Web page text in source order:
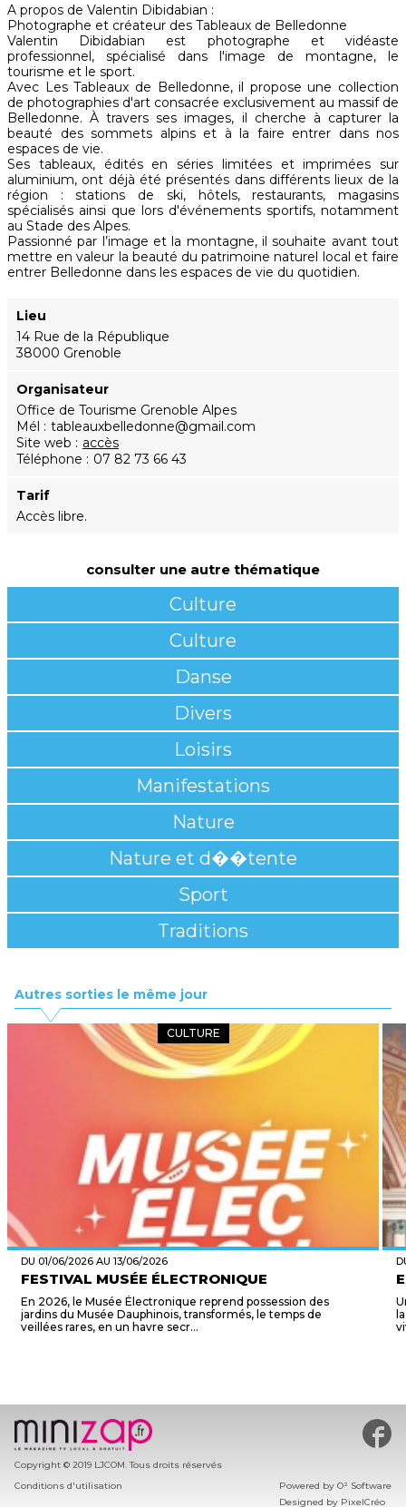
A propos de Valentin Dibidabian :
Photographe et créateur des Tableaux de Belledonne
Valentin Dibidabian est photographe et vidéaste
professionnel, spécialisé dans l'image de montagne, le
tourisme et le sport.
Avec Les Tableaux de Belledonne, il propose une collection
de photographies d'art consacrée exclusivement au massif de
Belledonne. À travers ses images, il cherche à capturer la
beauté des sommets alpins et à la faire entrer dans nos
espaces de vie.
Ses tableaux, édités en séries limitées et imprimées sur
aluminium, ont déjà été présentés dans différents lieux de la
région : stations de ski, hôtels, restaurants, magasins
spécialisés ainsi que lors d'événements sportifs, notamment
au Stade des Alpes.
Passionné par l’image et la montagne, il souhaite avant tout
mettre en valeur la beauté du patrimoine naturel local et faire
entrer Belledonne dans les espaces de vie du quotidien.
Lieu
14 Rue de la République
38000 Grenoble
Organisateur
Office de Tourisme Grenoble Alpes
Mél
tableauxbelledonne@gmail.com
Site web
accès
Téléphone
07 82 73 66 43
Tarif
Accès libre.
consulter une autre thématique
Culture
Culture
Danse
Divers
Loisirs
Manifestations
Nature
Nature et d��tente
Sport
Traditions
Autres sorties le même jour
CULTURE
DU 01/06/2026 AU 13/06/2026
FESTIVAL MUSÉE ÉLECTRONIQUE
En 2026, le Musée Électronique reprend possession des
jardins du Musée Dauphinois, transformés, le temps de
veillées rares, en un havre secr...
Copyright © 2019 LJCOM. Tous droits réservés
Conditions d'utilisation
Powered by O² Software
Designed by PixelCréo